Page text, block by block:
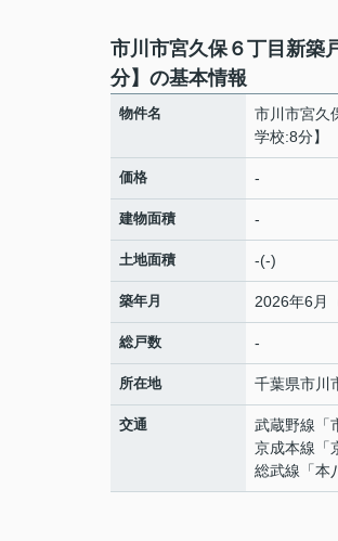
市川市宮久保６丁目新築
分】の基本情報
物件名
市川市宮久
学校:8分】
価格 -
建物面積 -
土地面積 -(-)
築年月 2026年6月
総戸数 -
所在地 千葉県市川
交通 武蔵野線 「
京成本線 「
総武線 「本